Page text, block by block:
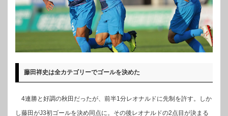
藤田祥史は全カテゴリーでゴールを決めた
4連勝と好調の秋田だったが、前半1分レオナルドに先制を許す。しか
し藤田がJ3初ゴールを決め同点に。その後レオナルドの2点目が決まる